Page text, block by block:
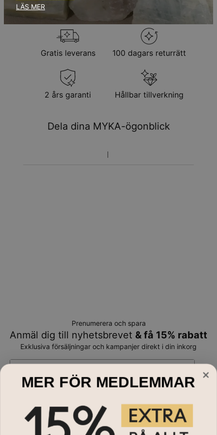
Returpolicy
Observera att personliga smycken är unika och endast kan
returneras för utbyte eller butikskredit
LÄS MER
Gratis leverans 100 dagars returrätt
2 års garanti Hållbar tillverkning
Dela dina MYKA-ögonblick
Prenumerera och spara
Anmäl dig till nyhetsbrevet & få 15% rabatt
Exklusiva försäljningar och kampanjer direkt i din inkorg
Handla till
MER FÖR MEDLEMMAR